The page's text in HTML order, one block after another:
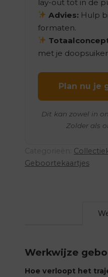
lay-out tot in de
Advies: Hulp
formaten.
met je
Plan nu je
Dit kan zowel in
Zolder als
Geboortekaartjes
Werkwijze
Hoe verloopt het